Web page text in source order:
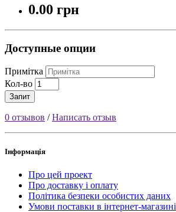
0.00 грн
Доступные опции
Примітка
Кол-во
Запит
0 отзывов /Написать отзыв
Інформація
Про цей проект
Про доставку і оплату
Політика безпеки особистих даних
Умови поставки в інтернет-магазині